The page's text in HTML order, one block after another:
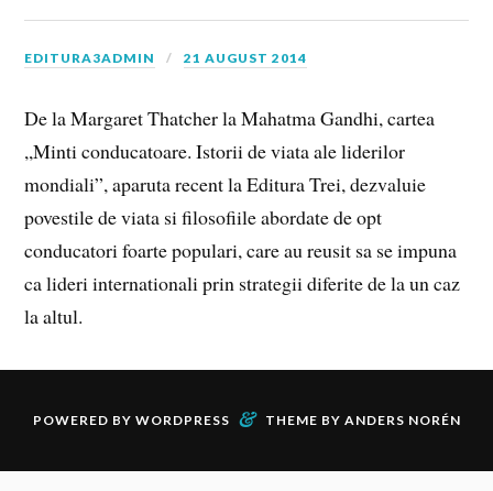
EDITURA3ADMIN 21 AUGUST 2014
De la Margaret Thatcher la Mahatma Gandhi, cartea
,,Minti conducatoare. Istorii de viata ale liderilor
mondiali”, aparuta recent la Editura Trei, dezvaluie
povestile de viata si filosofiile abordate de opt
conducatori foarte populari, care au reusit sa se impuna
ca lideri internationali prin strategii diferite de la un caz
la altul.
POWERED BY WORDPRESS & THEME BY ANDERS NORÉN